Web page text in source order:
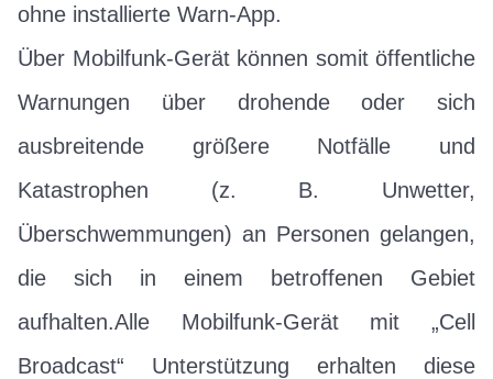
ohne installierte Warn-App.
Über Mobilfunk-Gerät können somit öffentliche
Warnungen über drohende oder sich
ausbreitende größere Notfälle und
Katastrophen (z. B. Unwetter,
Überschwemmungen) an Personen gelangen,
die sich in einem betroffenen Gebiet
aufhalten.Alle Mobilfunk-Gerät mit „Cell
Broadcast“ Unterstützung erhalten diese